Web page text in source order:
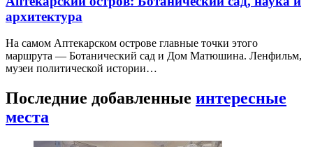
архитектура
На самом Аптекарском острове главные точки этого
маршрута — Ботанический сад и Дом Матюшина. Ленфильм,
музеи политической истории…
Последние добавленные интересные
места